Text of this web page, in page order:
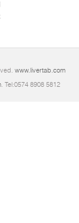
www.livertab.com
. Tel:0574 8908 5812